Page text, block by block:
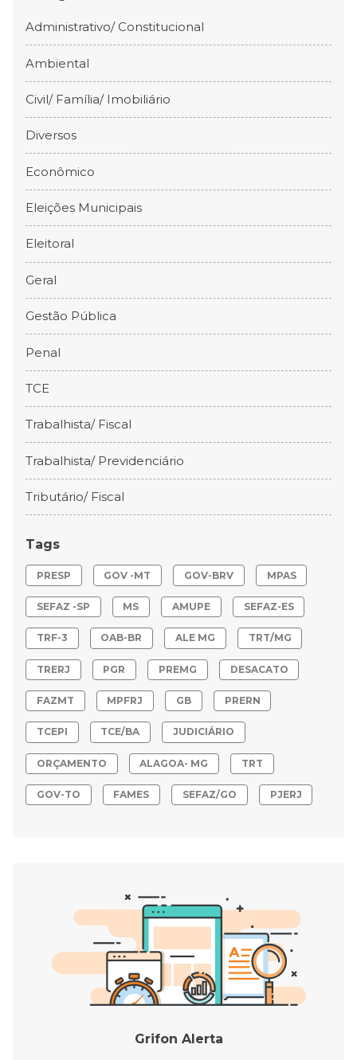
Administrativo/ Constitucional
Ambiental
Civil/ Família/ Imobiliário
Diversos
Econômico
Eleições Municipais
Eleitoral
Geral
Gestão Pública
Penal
TCE
Trabalhista/ Fiscal
Trabalhista/ Previdenciário
Tributário/ Fiscal
Tags
PRESP GOV -MT GOV-BRV MPAS
SEFAZ -SP MS AMUPE SEFAZ-ES
TRF-3 OAB-BR ALE MG TRT/MG
TRERJ PGR PREMG DESACATO
FAZMT MPFRJ GB PRERN
TCEPI TCE/BA JUDICIÁRIO
ORÇAMENTO ALAGOA- MG TRT
GOV-TO FAMES SEFAZ/GO PJERJ
Grifon Alerta